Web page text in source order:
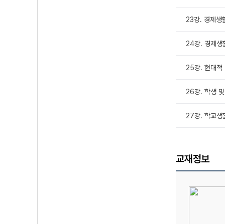
23강. 경제생
24강. 경제생
25강. 현대적
26강. 학생
27강. 학교생
교재정보